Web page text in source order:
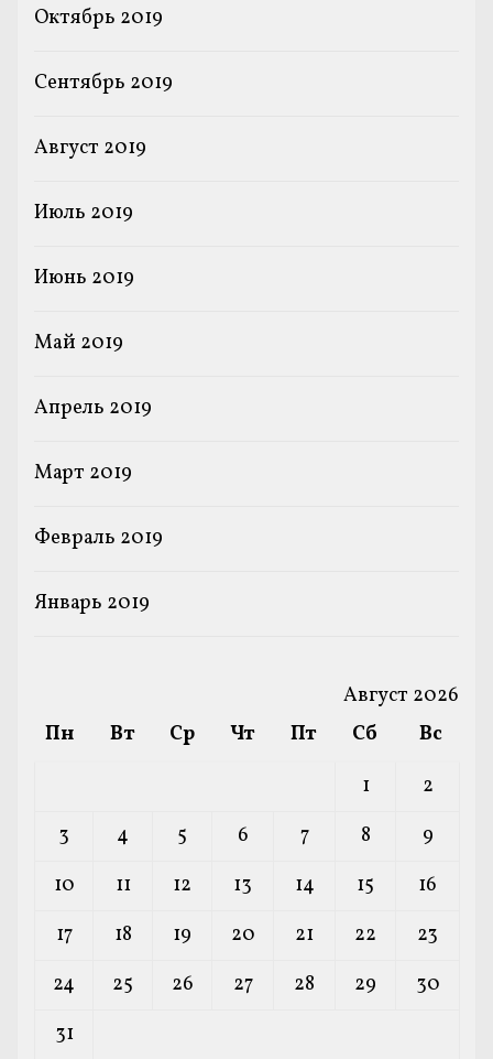
Октябрь 2019
Сентябрь 2019
Август 2019
Июль 2019
Июнь 2019
Май 2019
Апрель 2019
Март 2019
Февраль 2019
Январь 2019
Август 2026
Пн
Вт Ср Чт Пт Сб
Вс
1
2
3
4 5 6 7 8
9
10
11 12 13 14 15
16
17
18 19 20 21 22
23
24
25 26 27 28 29
30
31